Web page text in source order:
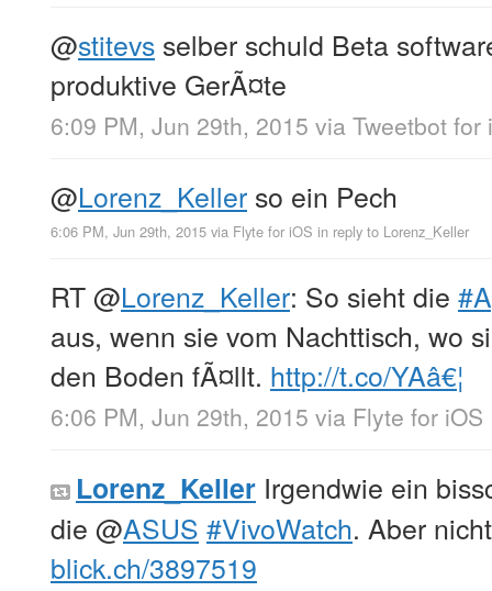
@stitevs selber schuld Beta
produktive GerÃ¤te
6:09 PM, Jun 29th, 2015 via Tweetbot for
@Lorenz_Keller so ein Pech
6:06 PM, Jun 29th, 2015 via Flyte for iOS in reply to Lorenz_Keller
RT@Lorenz_Keller: So sieht die
aus, wenn sie vom Nachttisch, wo
den Boden fÃ¤llt. http://t.co/YAâ€¦
6:06 PM, Jun 29th, 2015 via Flyte for iOS
Lorenz_Keller Irgendwie ein
die @ASUS #VivoWatch. Aber
blick.ch/3897519